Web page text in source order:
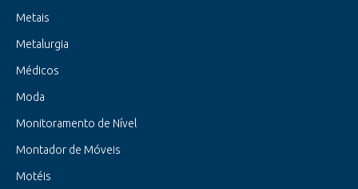
Metais
Metalurgia
Médicos
Moda
Monitoramento de Nível
Montador de Móveis
Motéis